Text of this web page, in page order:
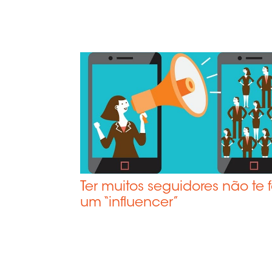
Ter muitos seguidores não te
um “influencer”